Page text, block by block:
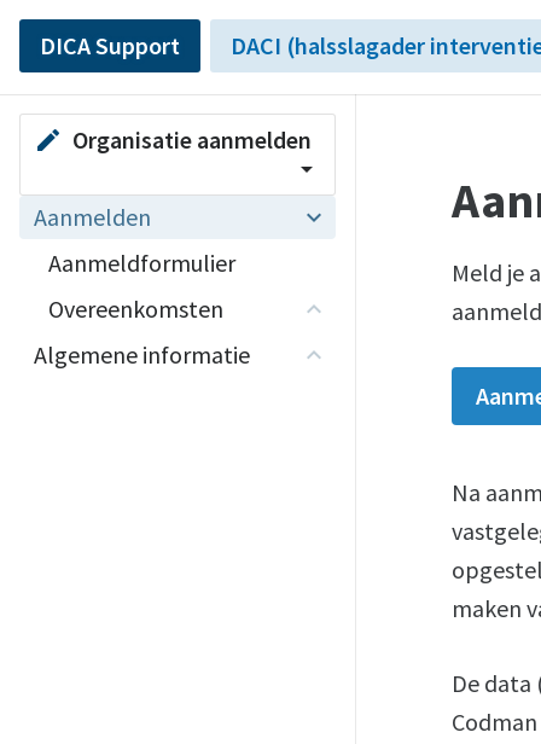
DICA Support DACI (halsslagader
edit Organisatie aanmelden
arrow_drop_down
Aanmelden
Aanmeldformulier
Overeenkomsten
Algemene informatie
Meld je
Na
maken
De data